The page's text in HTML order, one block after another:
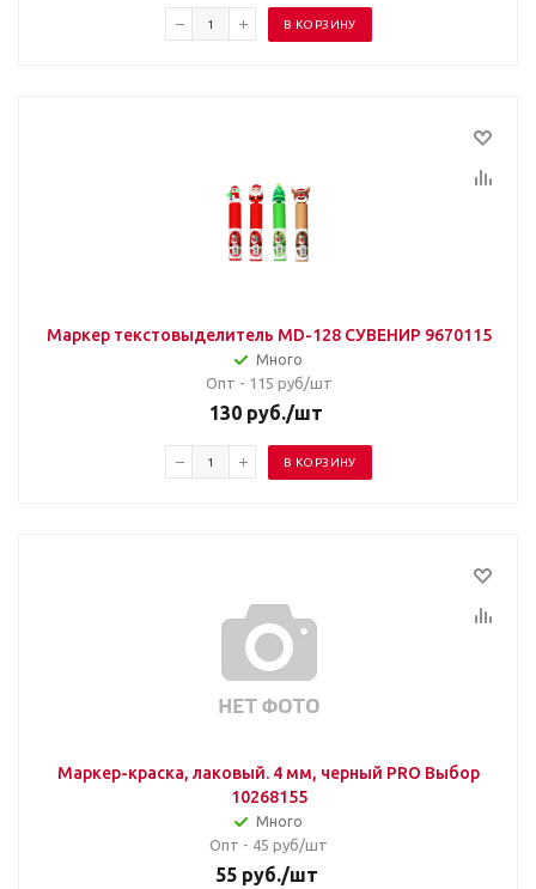
В КОРЗИНУ
Маркер текстовыделитель MD-128 СУВЕНИР 9670115
Много
Опт - 115 руб/шт
130 руб./шт
В КОРЗИНУ
Маркер-краска, лаковый. 4 мм, черный PRO Выбор
10268155
Много
Опт - 45 руб/шт
55руб./шт